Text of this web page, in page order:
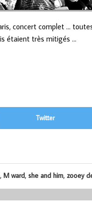
concert complet …
étaient très mitigés …
Twitter
, M ward, she and him, zooey